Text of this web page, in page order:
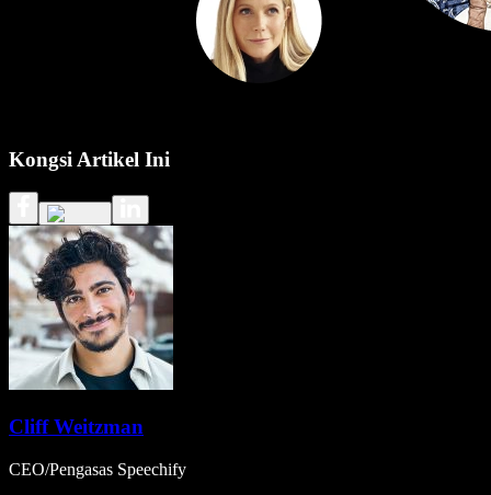
Kongsi Artikel Ini
Cliff Weitzman
CEO/Pengasas Speechify